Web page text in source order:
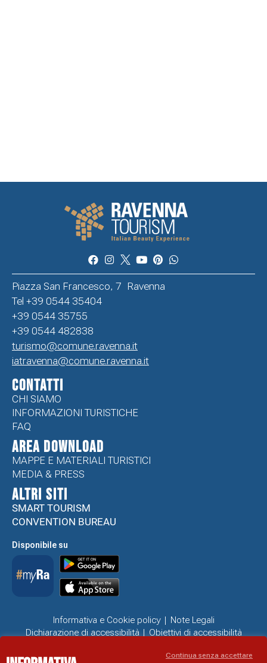
Piazza San Francesco, 7 Ravenna
Tel +39 0544 35404
+39 0544 35755
+39 0544 482838
turismo@comune.ravenna.it
iatravenna@comune.ravenna.it
CONTATTI
CHI SIAMO
INFORMAZIONI TURISTICHE
FAQ
Area Download
MAPPE E MATERIALI TURISTICI
MEDIA & PRESS
ALTRI SITI
SMART TOURISM
CONVENTION BUREAU
Disponibile su
Informativa e Cookie policy
Note Legali
Dichiarazione di accessibilità
Obiettivi di accessibilità
Continua senza accettare